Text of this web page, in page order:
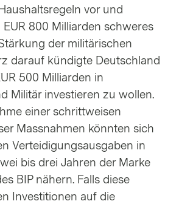
vor und
800 Milliarden schweres
der militärischen
darauf kündigte Deutschland
500 Milliarden in
Militär investieren zu wollen.
einer schrittweisen
Massnahmen könnten sich
Verteidigungsausgaben in
bis drei Jahren der Marke
BIP nähern. Falls diese
Investitionen auf die